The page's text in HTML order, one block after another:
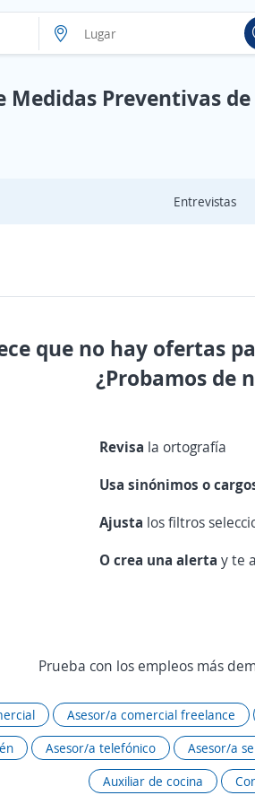
Medidas Preventivas de
Entrevistas
que no hay ofertas
¿Probamos de
Revisa la ortografía
Usa sinónimos o
Ajusta los filtros
O crea una alertay te
Prueba con los empleos más
Asesor/a comercial freelance
Asesor/a telefónico Asesor/a
Auxiliar de cocina